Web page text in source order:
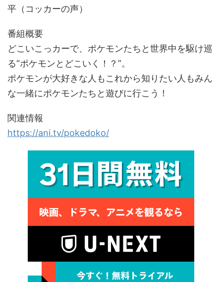
平（コッカーの声）
番組概要
どこいこっカーで、ポケモンたちと世界中を駆け巡
る“ポケモンとどこいく！？”。
ポケモンが大好きな人もこれから知りたい人もみん
な一緒にポケモンたちと遊びに行こう！
関連情報
https://ani.tv/pokedoko/